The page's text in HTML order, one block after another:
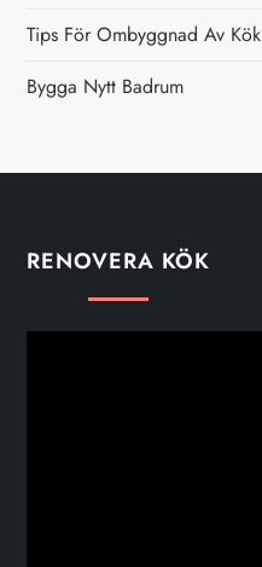
Tips För Ombyggnad Av Kök
Bygga Nytt Badrum
RENOVERA KÖK